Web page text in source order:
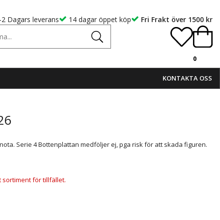
2 Dagars leverans 14 dagar öppet köp Fri Frakt över 1500 kr
0
KONTAKTA OSS
Serie 4 Bottenplattan medföljer ej, pga risk för att skada figuren.
sortiment för tillfället.